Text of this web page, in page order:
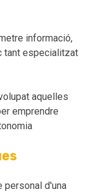
informació,
tant especialitzat
aquelles
emprendre
personal d'una